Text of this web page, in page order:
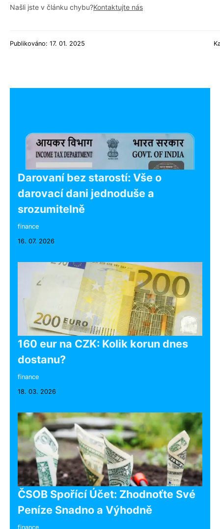
Našli jste v článku chybu?Kontaktujte nás
Publikováno: 17. 01. 2025
Darovaní bez starostí: Vše o
darovací dani jednoduše a
srozumitelně
finance
16. 07. 2026
160 eur na CZK: Kolik korun dnes
dostanu?
finance
18. 03. 2026
ČSOB Spořící Účet: Zhodnoťte Své
Peníze Snadno a Výhodně
finance